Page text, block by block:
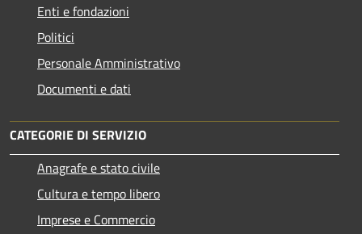
Enti e fondazioni
Politici
Personale Amministrativo
Documenti e dati
CATEGORIE DI SERVIZIO
Anagrafe e stato civile
Cultura e tempo libero
Imprese e Commercio